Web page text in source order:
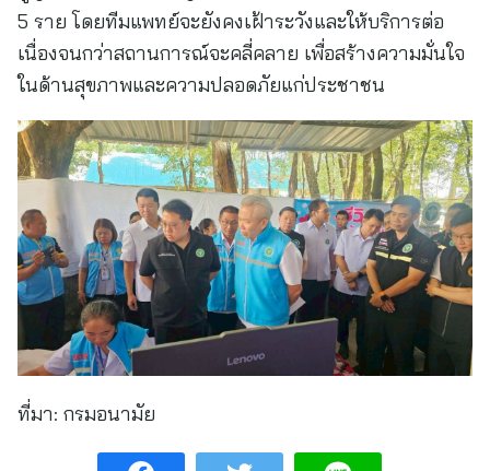
5 ราย โดยทีมแพทย์จะยังคงเฝ้าระวังและให้บริการต่อ
เนื่องจนกว่าสถานการณ์จะคลี่คลาย เพื่อสร้างความมั่นใจ
ในด้านสุขภาพและความปลอดภัยแก่ประชาชน
ที่มา: กรมอนามัย